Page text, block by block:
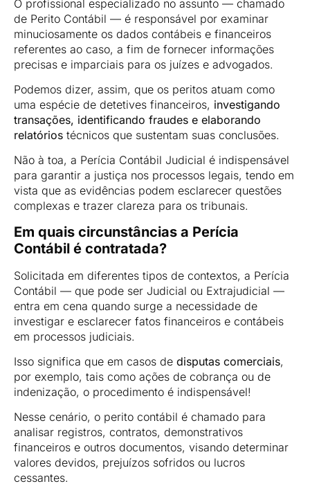
O profissional especializado no assunto — chamado
de Perito Contábil — é responsável por examinar
minuciosamente os dados contábeis e financeiros
referentes ao caso, a fim de fornecer informações
precisas e imparciais para os juízes e advogados.
Podemos dizer, assim, que os peritos atuam como
uma espécie de detetives financeiros, investigando
transações, identificando fraudes e elaborando
relatórios técnicos que sustentam suas conclusões.
Não à toa, a Perícia Contábil Judicial é indispensável
para garantir a justiça nos processos legais, tendo em
vista que as evidências podem esclarecer questões
complexas e trazer clareza para os tribunais.
Em quais circunstâncias a Perícia
Contábil é contratada?
Solicitada em diferentes tipos de contextos, a Perícia
Contábil — que pode ser Judicial ou Extrajudicial —
entra em cena quando surge a necessidade de
investigar e esclarecer fatos financeiros e contábeis
em processos judiciais.
Isso significa que em casos de disputas comerciais,
por exemplo, tais como ações de cobrança ou de
indenização, o procedimento é indispensável!
Nesse cenário, o perito contábil é chamado para
analisar registros, contratos, demonstrativos
financeiros e outros documentos, visando determinar
valores devidos, prejuízos sofridos ou lucros
cessantes.